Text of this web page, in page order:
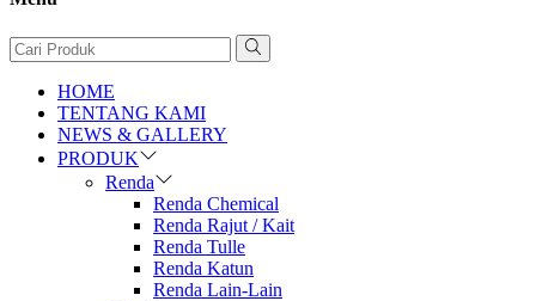
HOME
TENTANG KAMI
NEWS & GALLERY
PRODUK
Renda
Renda Chemical
Renda Rajut / Kait
Renda Tulle
Renda Katun
Renda Lain-Lain